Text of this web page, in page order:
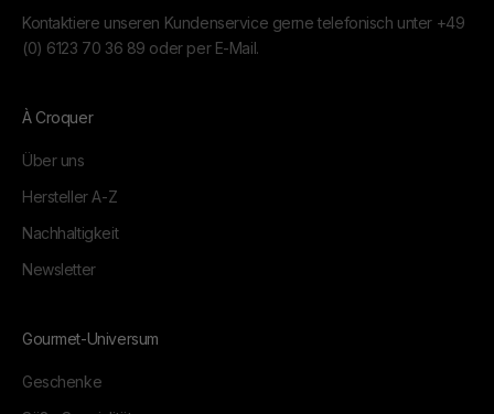
Kontaktiere unseren Kundenservice gerne telefonisch unter +49
(0) 6123 70 36 89 oder per E-Mail.
À Croquer
Über uns
Hersteller A-Z
Nachhaltigkeit
Newsletter
Gourmet-Universum
Geschenke